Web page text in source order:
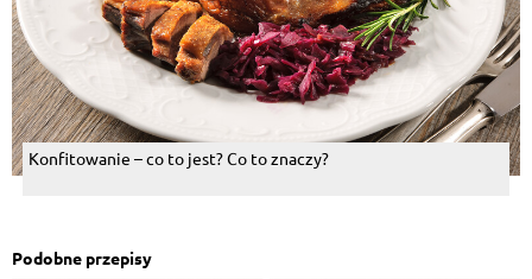
Konfitowanie – co to jest? Co to znaczy?
Podobne przepisy